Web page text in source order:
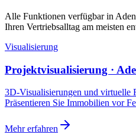
Alle Funktionen verfügbar in
Ihren Vertriebsalltag am meisten
Visualisierung
Projektvisualisierung ·
3D-Visualisierungen und virtuelle
Präsentieren Sie Immobilien vor
Mehr erfahren